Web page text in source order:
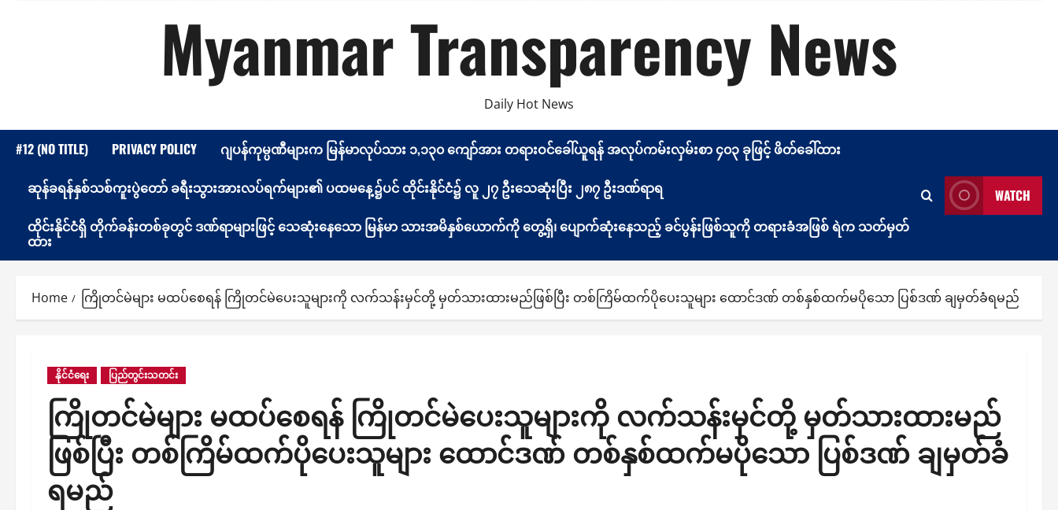
Myanmar Transparency News
Daily Hot News
#12 (NO TITLE) PRIVACY POLICY ဂျပန်ကုမ္ပဏီများက မြန်မာလုပ်သား ၁,၁၃၀ ကျော်အား တရားဝင်ခေါ်ယူရန် အလုပ်ကမ်းလှမ်းစာ ၄၀၃ ခုဖြင့် ဖိတ်ခေါ်ထား
ဆုန်ခရန်နှစ်သစ်ကူးပွဲတော် ခရီးသွားအားလပ်ရက်များ၏ ပထမနေ့၌ပင် ထိုင်းနိုင်ငံ၌ လူ ၂၇ ဦးသေဆုံးပြီး ၂၈၇ ဦးဒဏ်ရာရ
ထိုင်းနိုင်ငံရှိ တိုက်ခန်းတစ်ခုတွင် ဒဏ်ရာများဖြင့် သေဆုံးနေသော မြန်မာ သားအမိနှစ်ယောက်ကို တွေ့ရှိ၊ ပျောက်ဆုံးနေသည့် ခင်ပွန်းဖြစ်သူကို တရားခံအဖြစ် ရဲက သတ်မှတ်
ထား
WATCH
Home ကြိုတင်မဲများ မထပ်စေရန် ကြိုတင်မဲပေးသူများကို လက်သန်းမှင်တို့ မှတ်သားထားမည်ဖြစ်ပြီး တစ်ကြိမ်ထက်ပိုပေးသူများ ထောင်ဒဏ် တစ်နှစ်ထက်မပိုသော ပြစ်ဒဏ် ချမှတ်ခံရမည်
နိုင်ငံရေး ပြည်တွင်းသတင်း
ကြိုတင်မဲများ မထပ်စေရန် ကြိုတင်မဲပေးသူများကို လက်သန်းမှင်တို့ မှတ်သားထားမည်
ဖြစ်ပြီး တစ်ကြိမ်ထက်ပိုပေးသူများ ထောင်ဒဏ် တစ်နှစ်ထက်မပိုသော ပြစ်ဒဏ် ချမှတ်ခံ
ရမည်